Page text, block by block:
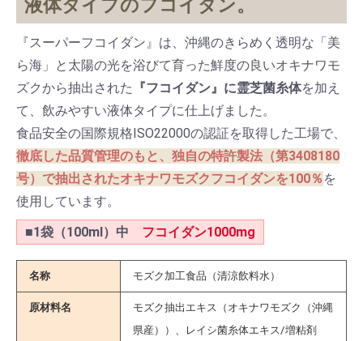
液体タイプのフコイダン。
『スーパーフコイダン』は、沖縄のきらめく透明な「美
ら海」と太陽の光を浴びて育った鮮度の良いオキナワモ
ズクから抽出された 『フコイダン』に霊芝菌糸体を加え
て、飲みやすい液体タイプに仕上げました。
食品安全の国際規格ISO22000の認証を取得した工場で、
徹底した品質管理のもと、独自の特許製法（第3408180
号）で抽出されたオキナワモズクフコイダンを100％ を
使用しています。
■1袋（100ml）中 フコイダン1000mg
名称 モズク加工食品（清涼飲料水）
原材料名
モズク抽出エキス（オキナワモズク（沖縄
県産））、レイシ菌糸体エキス/増粘剤